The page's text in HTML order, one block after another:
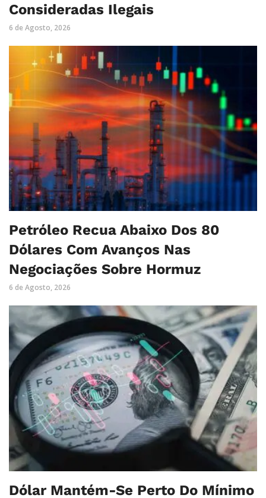
Consideradas Ilegais
6 de Agosto, 2026
Petróleo Recua Abaixo Dos 80
Dólares Com Avanços Nas
Negociações Sobre Hormuz
6 de Agosto, 2026
Dólar Mantém-Se Perto Do Mínimo